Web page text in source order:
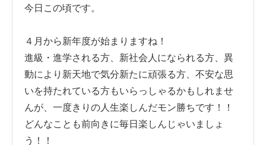
今日この頃です。
４月から新年度が始まりますね！
進級・進学される方、新社会人になられる方、異
動により新天地で気分新たに頑張る方、不安な思
いを持たれている方もいらっしゃるかもしれませ
んが、一度きりの人生楽しんだモン勝ちです！！
どんなことも前向きに毎日楽しんじゃいましょ
う！！